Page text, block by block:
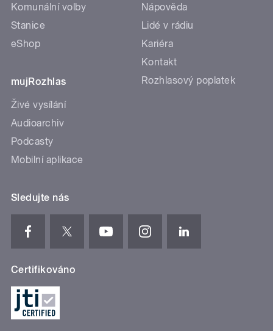
Komunální volby
Stanice
eShop
mujRozhlas
Živé vysílání
Audioarchiv
Podcasty
Mobilní aplikace
Nápověda
Lidé v rádiu
Kariéra
Kontakt
Rozhlasový poplatek
Sledujte nás
Certifikováno